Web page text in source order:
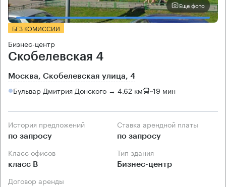
Еще фото
БЕЗ КОМИССИИ
Бизнес-центр
Скобелевская 4
Москва, Скобелевская улица, 4
Бульвар Дмитрия Донского → 4.62 км ~19 мин
История предложений
по запросу
Ставка арендной платы
по запросу
Класс офисов
класс B
Тип здания
Бизнес-центр
Договор аренды